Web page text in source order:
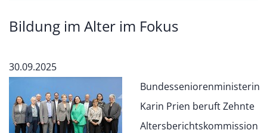
Bildung im Alter im Fokus
30.09.2025
Bundesseniorenministerin
Karin Prien beruft Zehnte
Altersberichtskommission